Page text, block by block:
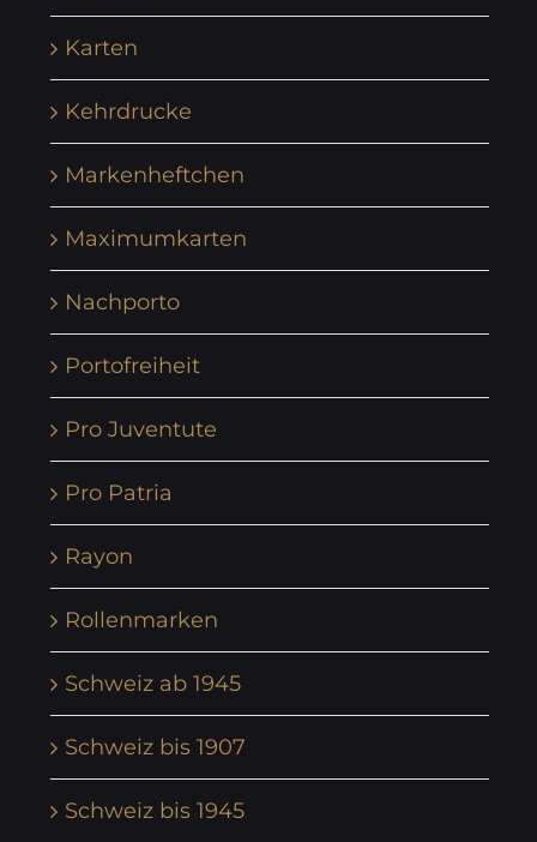
Karten
Kehrdrucke
Markenheftchen
Maximumkarten
Nachporto
Portofreiheit
Pro Juventute
Pro Patria
Rayon
Rollenmarken
Schweiz ab 1945
Schweiz bis 1907
Schweiz bis 1945